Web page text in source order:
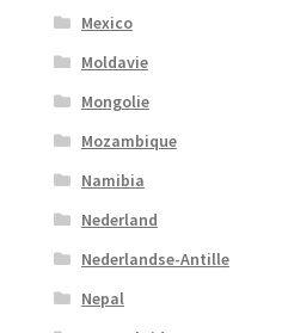
Mexico
Moldavie
Mongolie
Mozambique
Namibia
Nederland
Nederlandse-Antille
Nepal